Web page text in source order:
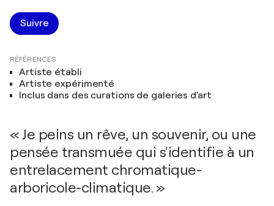
Suivre
RÉFÉRENCES
Artiste établi
Artiste expérimenté
Inclus dans des curations de galeries d'art
« Je peins un rêve, un souvenir, ou une
pensée transmuée qui s'identifie à un
entrelacement chromatique-
arboricole-climatique. »